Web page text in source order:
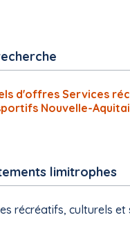
d'offres Services
Nouvelle-
limitrophes
récréatifs, culturels